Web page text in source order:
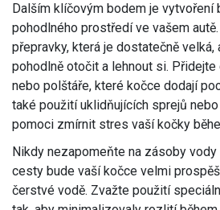
Dalším klíčovým bodem je vytvoření
pohodlného prostředí ve vašem
přepravky, která je dostatečně velká,
pohodlně otočit a lehnout si.
nebo polštáře, které kočce dodají
také použití uklidňujících sprejů
pomoci zmírnit stres vaší kočky
Nikdy nezapomeňte na zásoby vody
cesty bude vaší kočce velmi
čerstvé vodě. Zvažte použití